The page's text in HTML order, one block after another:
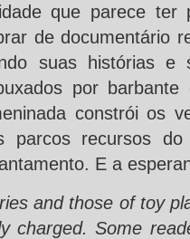
que parece ter
de documentário
suas histórias e
por
constrói os
parcos recursos do
E a
and those of toy
charged. Some